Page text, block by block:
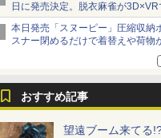
日に発売決定。脱衣麻雀が3D×VR
発売から2週間は20%オフになる
本日発売「スヌーピー」圧縮収納
スナー閉めるだけで着替えや荷物
おすすめ記事
望遠ブーム来てる